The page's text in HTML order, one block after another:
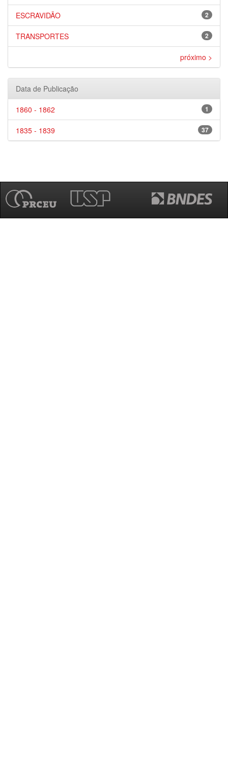
2
ESCRAVIDÃO
2
TRANSPORTES
próximo >
Data de Publicação
1
1860 - 1862
37
1835 - 1839